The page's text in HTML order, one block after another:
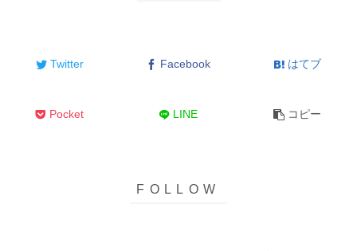
Twitter Facebook はてブ
Pocket LINE コピー